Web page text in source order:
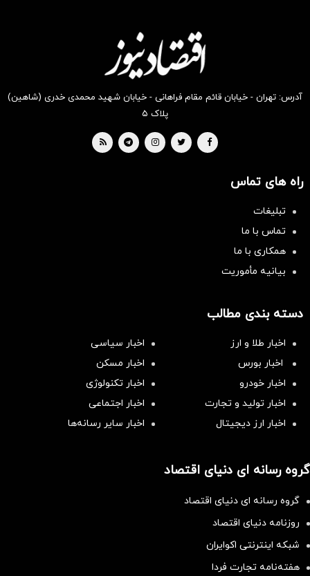
بخر !
بخر !
آدرس: تهران - خیابان قائم مقام فراهانی - خیابان شهید محمدی خدری (شاهین)
پلاک ۵
راه های تماس
تبلیغات
تماس با ما
همکاری با ما
بیانیه مأموریت
دسته بندی مطالب
اخبار طلا و ارز
اخبار سیاسی
اخبار بورس
اخبار مسکن
اخبار خودرو
اخبار تکنولوژی
اخبار تولید و تجارت
اخبار اجتماعی
اخبار ارز دیجیتال
اخبار سایر رسانه‌‌ها
گروه رسانه ای دنیای اقتصاد
گروه رسانه ای دنیای اقتصاد
روزنامه دنیای اقتصاد
شبکه اینترنتی اکوایران
هفته‌نامه تجارت فردا